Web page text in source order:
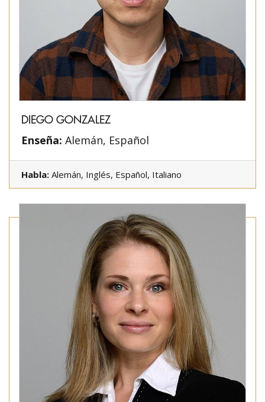
DIEGO GONZALEZ
Enseña: Alemán, Español
Habla: Alemán, Inglés, Español, Italiano